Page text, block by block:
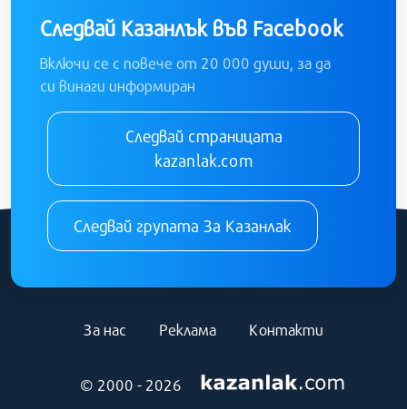
Следвай Казанлък във Facebook
Включи се с повече от 20 000 души, за да
си винаги информиран
Следвай страницата
kazanlak.com
Следвай групата За Казанлак
© 2000 - 2026
За нас Реклама Контакти